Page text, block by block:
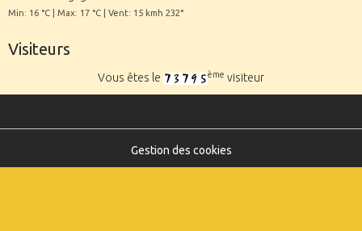
Min: 16 °C | Max: 17 °C | Vent: 15 kmh 232°
Visiteurs
Vous êtes le ème visiteur
Gestion des cookies